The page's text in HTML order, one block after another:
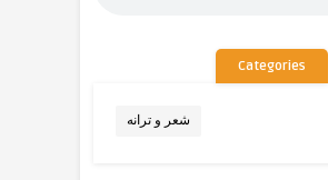
Categories
شعر و ترانه